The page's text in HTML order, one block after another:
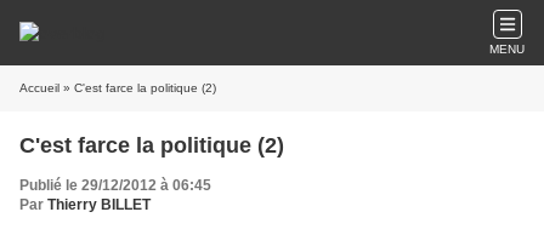
MENU
Accueil » C'est farce la politique (2)
C'est farce la politique (2)
Publié le 29/12/2012 à 06:45
Par Thierry BILLET